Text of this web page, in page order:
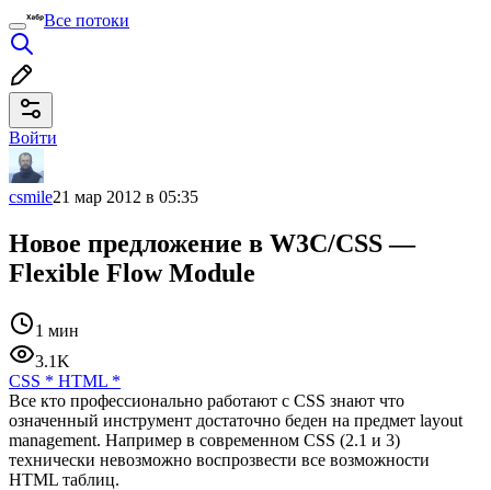
Все потоки
Войти
csmile21 мар 2012 в 05:35
Новое предложение в W3C/CSS —
Flexible Flow Module
1 мин
3.1K
CSS * HTML *
Все кто профессионально работают с CSS знают что
означенный инструмент достаточно беден на предмет layout
management. Например в современном CSS (2.1 и 3)
технически невозможно воспрозвести все возможности
HTML таблиц.